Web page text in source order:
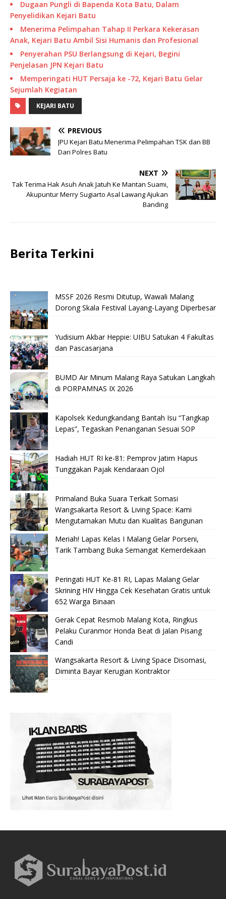
Dugaan Pungli di Bapenda Kota Batu, Dalam
Penyelidikan Kejari Batu
Menerima Pelimpahan Tahap II Perkara Kekerasan
Anak, Kejari Batu Ambil Sisi Humanis dan Profesional
Penyerahan PSU Berlangsung di Kejari, Begini
Penjelasan JPN Kejari Batu
Memperingati HUT Persaja ke -72, Kejari Batu Gelar
Sejumlah Kegiatan
KEJARI BATU
PREVIOUS
JPU Kejari Batu Menerima Pelimpahan TSK dan BB
Dari Polres Batu
NEXT
Tak Terima Hak Asuh Anak Jatuh Ke Mantan Suami,
Akupuntur Merry Sugiarto Asal Lawang Ajukan
Banding
Berita Terkini
MSSF 2026 Resmi Ditutup, Wawali Malang
Dorong Skala Festival Layang-Layang Diperbesar
Yudisium Akbar Heppie: UIBU Satukan 4 Fakultas
dan Pascasarjana
BUMD Air Minum Malang Raya Satukan Langkah
di PORPAMNAS IX 2026
Kapolsek Kedungkandang Bantah Isu “Tangkap
Lepas”, Tegaskan Penanganan Sesuai SOP
Hadiah HUT RI ke-81: Pemprov Jatim Hapus
Tunggakan Pajak Kendaraan Ojol
Primaland Buka Suara Terkait Somasi
Wangsakarta Resort & Living Space: Kami
Mengutamakan Mutu dan Kualitas Bangunan
Meriah! Lapas Kelas I Malang Gelar Porseni,
Tarik Tambang Buka Semangat Kemerdekaan
Peringati HUT Ke-81 RI, Lapas Malang Gelar
Skrining HIV Hingga Cek Kesehatan Gratis untuk
652 Warga Binaan
Gerak Cepat Resmob Malang Kota, Ringkus
Pelaku Curanmor Honda Beat di Jalan Pisang
Candi
Wangsakarta Resort & Living Space Disomasi,
Diminta Bayar Kerugian Kontraktor